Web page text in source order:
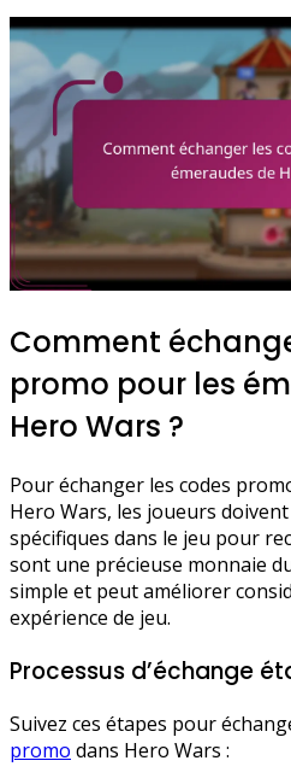
Comment
promo pour les
Hero Wars ?
Pour échanger les codes
Hero Wars, les joueurs
spécifiques dans le jeu pour
sont une précieuse monnaie
simple et peut améliorer
expérience de jeu.
Processus d’échange
Suivez ces étapes pour
promo dans Hero Wars :